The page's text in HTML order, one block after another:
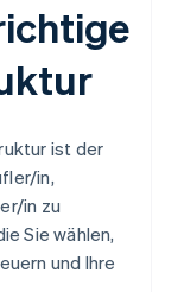
ist der
in,
in zu
Sie wählen,
und Ihre